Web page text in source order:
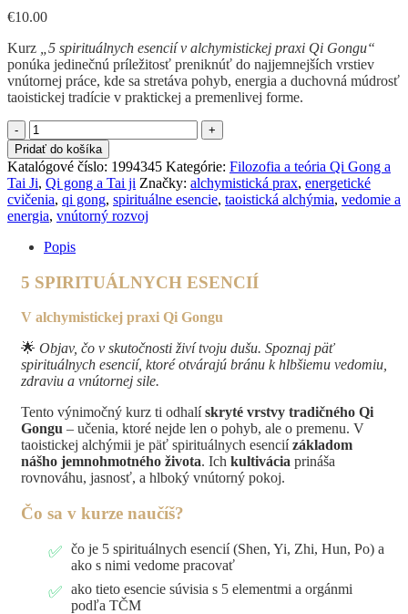
€10.00
Kurz
„5 spirituálnych esencií v alchymistickej praxi Qi Gongu“
ponúka jedinečnú príležitosť preniknúť do najjemnejších vrstiev
vnútornej práce, kde sa stretáva pohyb, energia a duchovná múdrosť
taoistickej tradície v praktickej a premenlivej forme.
množstvo
5
spirituálnych
esencií
v
alchymistickej
praxi
Qi
Gongu
Pridať do košíka
Katalógové číslo: 1994345 Kategórie: Filozofia a teória Qi Gong a
Tai Ji, Qi gong a Tai ji Značky: alchymistická prax, energetické
cvičenia, qi gong, spirituálne esencie, taoistická alchýmia, vedomie a
energia, vnútorný rozvoj
Popis
5 SPIRITUÁLNYCH ESENCIÍ
V alchymistickej praxi Qi Gongu
🌟 Objav, čo v skutočnosti živí tvoju dušu. Spoznaj päť
spirituálnych esencií, ktoré otvárajú bránu k hlbšiemu vedomiu,
zdraviu a vnútornej sile.
Tento výnimočný kurz ti odhalískryté vrstvy tradičného Qi
Gongu – učenia, ktoré nejde len o pohyb, ale o premenu. V
taoistickej alchýmii je päť spirituálnych esenciízákladom
nášho jemnohmotného života. Ich kultivácia prináša
rovnováhu, jasnosť, a hlboký vnútorný pokoj.
Čo sa v kurze naučíš?
čo je 5 spirituálnych esencií (Shen, Yi, Zhi, Hun, Po) a
ako s nimi vedome pracovať
ako tieto esencie súvisia s 5 elementmi a orgánmi
podľa TČM